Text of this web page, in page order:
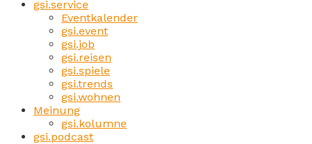
gsi.service
Eventkalender
gsi.event
gsi.job
gsi.reisen
gsi.spiele
gsi.trends
gsi.wohnen
Meinung
gsi.kolumne
gsi.podcast